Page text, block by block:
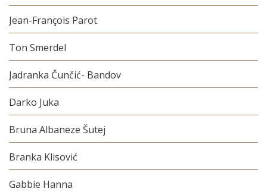
Jean-François Parot
Ton Smerdel
Jadranka Čunčić- Bandov
Darko Juka
Bruna Albaneze Šutej
Branka Klisović
Gabbie Hanna